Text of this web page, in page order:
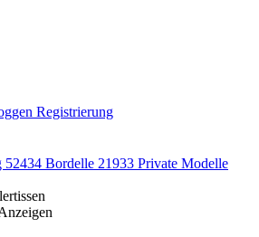
Registrierung
52434 Bordelle 21933 Private Modelle